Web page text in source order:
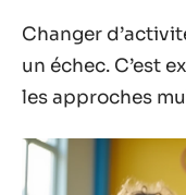
Changer
un échec. C’est
les approches